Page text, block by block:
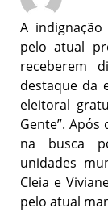
A
pelo atual
receberem
destaque da
eleitoral
Gente”.
na busca
unidades
Cleia e
pelo atual